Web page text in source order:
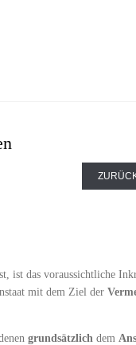
ist das voraussichtliche
mit dem Ziel der
grundsätzlich dem